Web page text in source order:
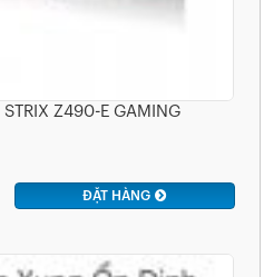
Z490-E GAMING
ĐẶT HÀNG